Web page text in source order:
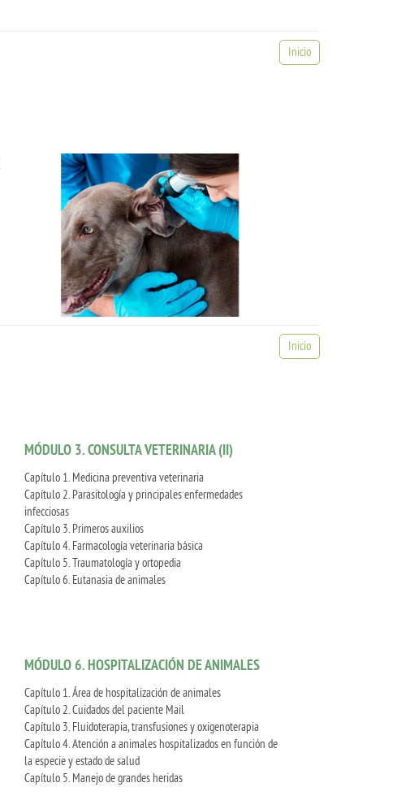
Inicio
Inicio
MÓDULO 3. CONSULTA VETERINARIA (II)
Capítulo 1. Medicina preventiva veterinaria
Capítulo 2. Parasitología y principales enfermedades
infecciosas
Capítulo 3. Primeros auxilios
Capítulo 4. Farmacología veterinaria básica
Capítulo 5. Traumatología y ortopedia
Capítulo 6. Eutanasia de animales
MÓDULO 6. HOSPITALIZACIÓN DE ANIMALES
Capítulo 1. Área de hospitalización de animales
Capítulo 2. Cuidados del paciente Mail
Capítulo 3. Fluidoterapia, transfusiones y oxigenoterapia
Capítulo 4. Atención a animales hospitalizados en función de
la especie y estado de salud
Capítulo 5. Manejo de grandes heridas